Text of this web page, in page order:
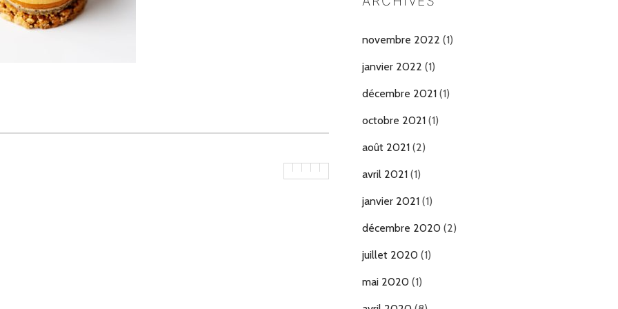
novembre 2022 (1)
janvier 2022 (1)
décembre 2021 (1)
octobre 2021 (1)
août 2021 (2)
avril 2021 (1)
janvier 2021 (1)
décembre 2020 (2)
juillet 2020 (1)
mai 2020 (1)